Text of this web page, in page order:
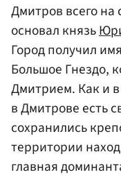
Дмитров всего на
основал князь
Город получил
Большое Гнездо,
Дмитрием. Как и
в Дмитрове есть
сохранились
территории
главная